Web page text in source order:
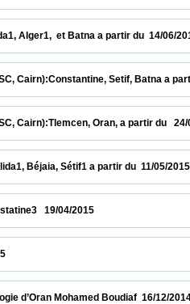
Blida1, Alger1,  et Batna a partir
F, RSC, Cairn):Constantine, Setif,
F, RSC, Cairn):Tlemcen, Oran, a
Blida1, Béjaia, Sétif1 a partir
Constatine3   19/04/2015
04/2015
d’Oran Mohamed